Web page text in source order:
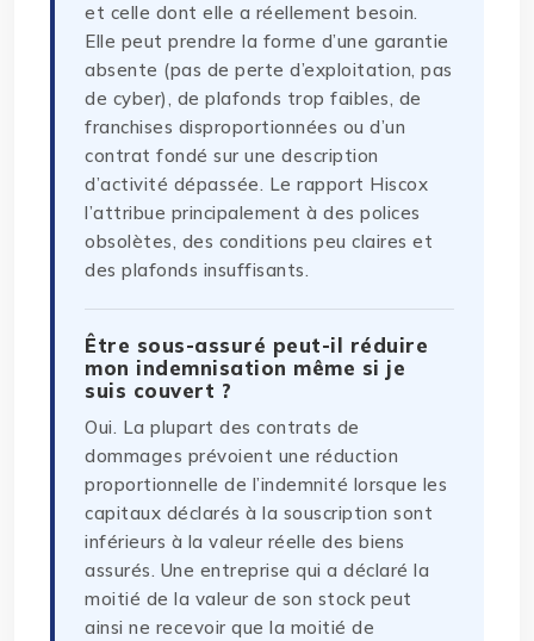
et celle dont elle a réellement besoin.
Elle peut prendre la forme d’une garantie
absente (pas de perte d’exploitation, pas
de cyber), de plafonds trop faibles, de
franchises disproportionnées ou d’un
contrat fondé sur une description
d’activité dépassée. Le rapport Hiscox
l’attribue principalement à des polices
obsolètes, des conditions peu claires et
des plafonds insuffisants.
Être sous-assuré peut-il réduire
mon indemnisation même si je
suis couvert ?
Oui. La plupart des contrats de
dommages prévoient une réduction
proportionnelle de l’indemnité lorsque les
capitaux déclarés à la souscription sont
inférieurs à la valeur réelle des biens
assurés. Une entreprise qui a déclaré la
moitié de la valeur de son stock peut
ainsi ne recevoir que la moitié de